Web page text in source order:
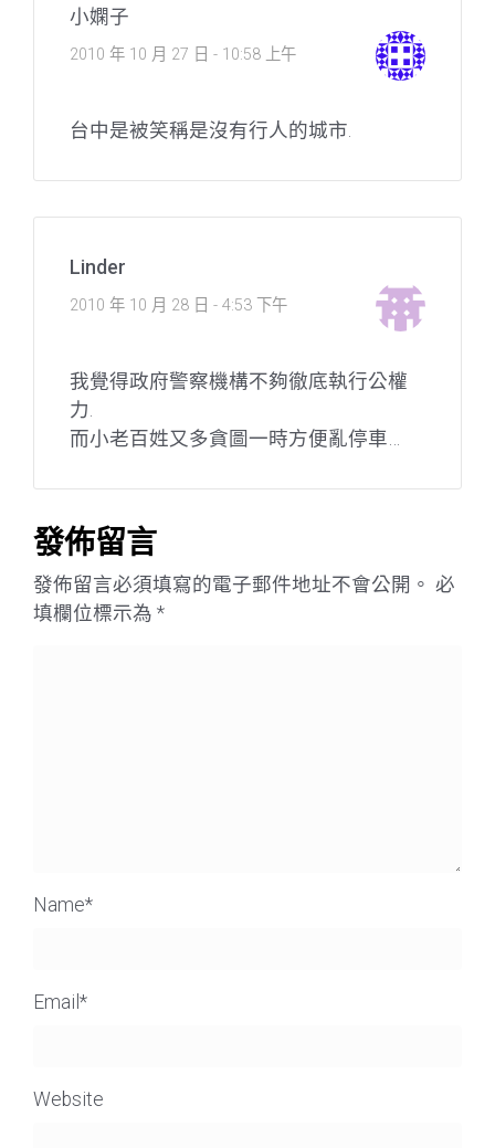
小嫻子
2010 年 10 月 27 日 - 10:58 上午
台中是被笑稱是沒有行人的城市.
Linder
2010 年 10 月 28 日 - 4:53 下午
我覺得政府警察機構不夠徹底執行公權
力.
而小老百姓又多貪圖一時方便亂停車…
發佈留言
發佈留言必須填寫的電子郵件地址不會公開。 必
填欄位標示為 *
Name*
Email *
Website